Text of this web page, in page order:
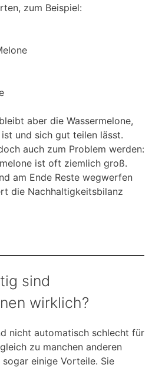
zum Beispiel:
aber die Wassermelone,
und sich gut teilen lässt.
auch zum Problem werden:
ist oft ziemlich groß.
am Ende Reste wegwerfen
die Nachhaltigkeitsbilanz
sind
wirklich?
nicht automatisch schlecht für
zu manchen anderen
sogar einige Vorteile. Sie